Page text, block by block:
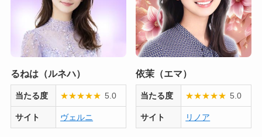
るねは（ルネハ）
当たる度 ★★★★★ 5.0
サイト ヴェルニ
依茉（エマ）
当たる度 ★★★★★ 5.0
サイト リノア